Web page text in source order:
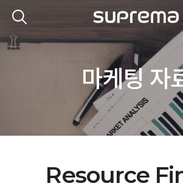
마케팅 자
Resource